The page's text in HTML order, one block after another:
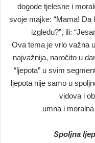
dogode tjelesne i
svoje majke: “Mama! Da
izgledu?”, ili:
Ova tema je vrlo važna
najvažnija, naročito u
“ljepota” u svim
ljepota nije samo u
vidova i
umna i
Spoljna